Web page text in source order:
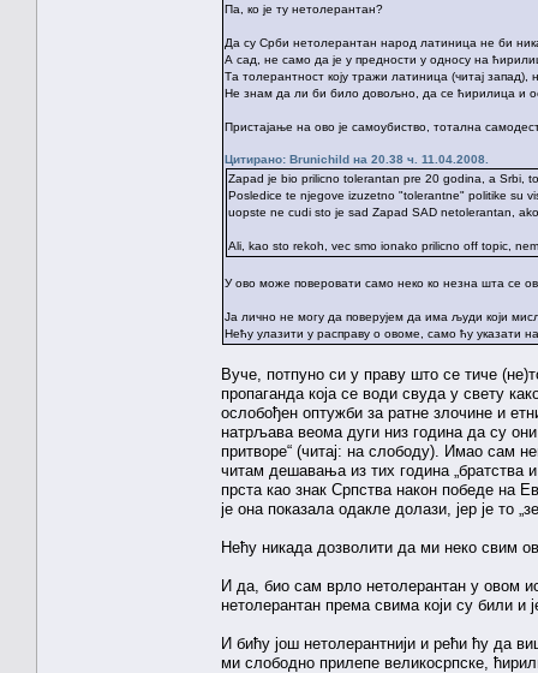
Па, ко је ту нетолерантан?
Да су Срби нетолерантан народ латиница не би
А сад, не само да је у предности у односу на
Та толерантност коју тражи латиница (читај
Не знам да ли би било довољно, да се ћирилица и
Пристајање на ово је самоубиство, тотална
Цитирано: Brunichild на 20.38 ч. 11.04.2008.
Zapad je bio prilicno tolerantan pre 20 godina, a Srbi,
Posledice te njegove izuzetno "tolerantne" politike su
uopste ne cudi sto je sad Zapad SAD netolerantan,
Ali, kao sto rekoh, vec smo ionako prilicno off topic,
У ово може поверовати само неко ко незна шта се
Ја лично не могу да поверујем да има људи који
Нећу улазити у расправу о овоме, само ћу указати
Вуче, потпуно си у праву што се тиче
пропаганда која се води свуда у свету
ослобођен оптужби за ратне злочине и
натрљава веома дуги низ година да су
притворе“ (читај: на слободу). Имао сам
читам дешавања из тих година „братства
прста као знак Српства након победе на
је она показала одакле долази, јер је то
Нећу никада дозволити да ми неко свим
И да, био сам врло нетолерантан у овом
нетолерантан према свима који су били и
И бићу још нетолерантнији и рећи ћу да
ми слободно прилепе великосрпске,